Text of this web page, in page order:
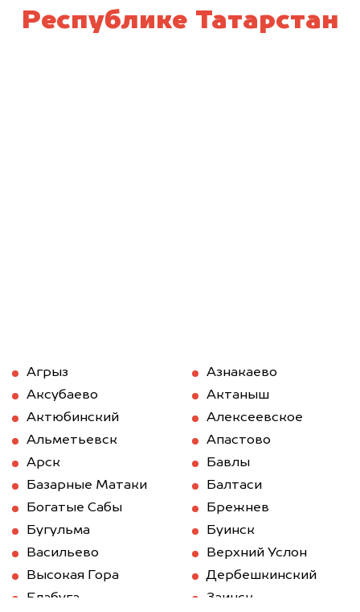
Республике Татарстан
Агрыз
Азнакаево
Аксубаево
Актаныш
Актюбинский
Алексеевское
Альметьевск
Апастово
Арск
Бавлы
Базарные Матаки
Балтаси
Богатые Сабы
Брежнев
Бугульма
Буинск
Васильево
Верхний Услон
Высокая Гора
Дербешкинский
Елабуга
Заинск